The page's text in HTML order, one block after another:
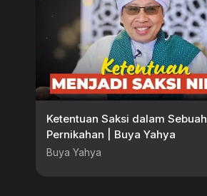
Ketentuan Saksi dalam Sebuah
Pernikahan | Buya Yahya
Buya Yahya